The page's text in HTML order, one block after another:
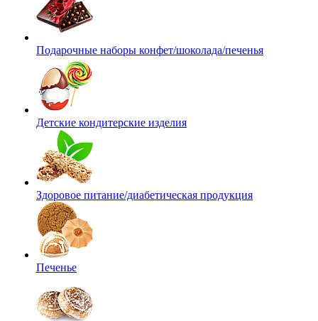
Подарочные наборы конфет/шоколада/печенья
Детские кондитерские изделия
Здоровое питание/диабетическая продукция
Печенье